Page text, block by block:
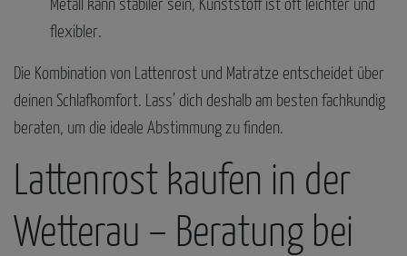
Metall kann stabiler sein, Kunststoff ist oft leichter und
flexibler.
Die Kombination von Lattenrost und Matratze entscheidet über
deinen Schlafkomfort. Lass’ dich deshalb am besten fachkundig
beraten, um die ideale Abstimmung zu finden.
Lattenrost kaufen in der
Wetterau – Beratung bei